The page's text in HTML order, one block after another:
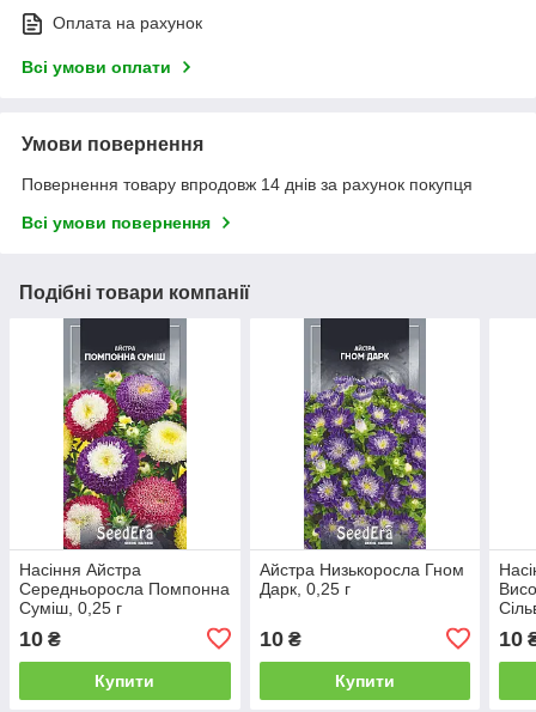
Оплата на рахунок
Всі умови оплати
Умови повернення
Повернення товару впродовж 14 днів за рахунок покупця
Всі умови повернення
Подібні товари компанії
Насіння Айстра
Середньоросла Помпонна
Суміш, 0,25 г
10 ₴
Купити
Айстра Низькоросла Гном
Дарк, 0,25 г
10₴
Купити
10